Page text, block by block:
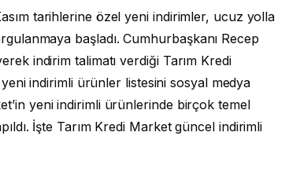
tarihlerine özel yeni indirimler, ucuz yolla
başladı. Cumhurbaşkanı Recep
indirim talimatı verdiği Tarım Kredi
indirimli ürünler listesini sosyal medya
yeni indirimli ürünlerinde birçok temel
İşte Tarım Kredi Market güncel indirimli